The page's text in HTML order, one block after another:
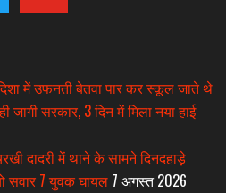
में उफनती बेतवा पार कर स्कूल जाते थे
जागी सरकार, 3 दिन में मिला नया हाई
दादरी में थाने के सामने दिनदहाड़े
सवार 7 युवक घायल 7 अगस्त 2026